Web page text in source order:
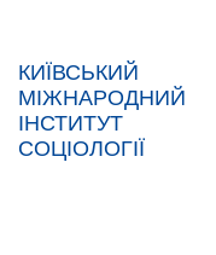
КИЇВСЬКИЙ
МІЖНАРОДНИЙ
ІНСТИТУТ
СОЦІОЛОГІЇ